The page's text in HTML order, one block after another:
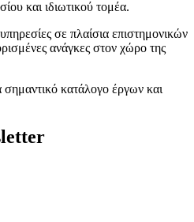
και ιδιωτικού τομέα.
σε πλαίσια επιστημονικών
ανάγκες στον χώρο της
σημαντικό κατάλογο έργων και